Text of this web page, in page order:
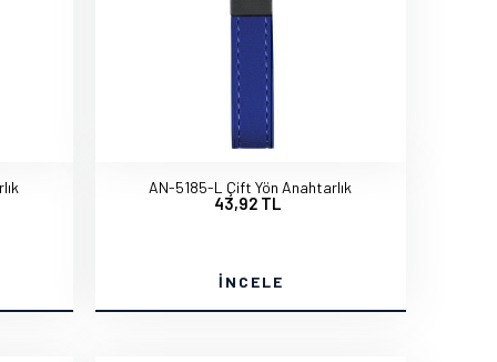
AN-5185-L Çift Yön Anahtarlık
43,92 TL
İNCELE